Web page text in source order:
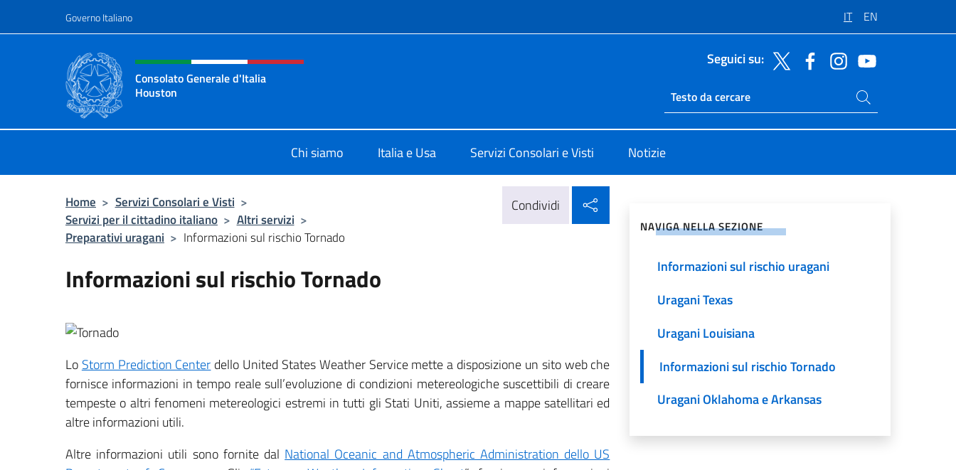
Governo Italiano IT EN
Intestazione sito, social e menù
Consolato Generale d'Italia
Houston
Seguici su:
Ricerca sito live
Cerca nel sito
Chi siamo Italia e Usa Servizi Consolari e Visti Notizie
Home > Servizi Consolari e Visti >
Servizi per il cittadino italiano > Altri servizi >
Preparativi uragani > Informazioni sul rischio Tornado
Condividi
Informazioni sul rischio Tornado
Lo Storm Prediction Center dello United States Weather Service mette a disposizione un sito web che
fornisce informazioni in tempo reale sull’evoluzione di condizioni metereologiche suscettibili di creare
tempeste o altri fenomeni metereologici estremi in tutti gli Stati Uniti, assieme a mappe satellitari ed
altre informazioni utili.
Altre informazioni utili sono fornite dal National Oceanic and Atmospheric Administration dello US
NAVIGA NELLA SEZIONE
Informazioni sul rischio uragani
Uragani Texas
Uragani Louisiana
Informazioni sul rischio Tornado
Uragani Oklahoma e Arkansas